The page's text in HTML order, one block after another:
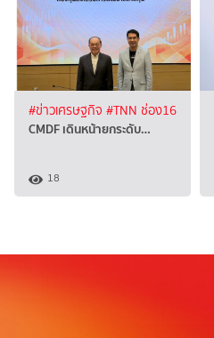
#ข่าวเศรษฐกิจ #TNN ช่อง16
CMDF เดินหน้ายกระดับ…
18